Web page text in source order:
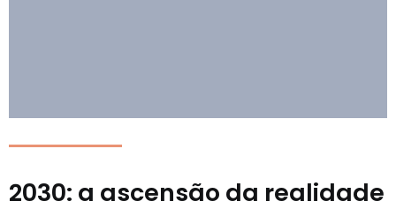
2030: a ascensão da realidade